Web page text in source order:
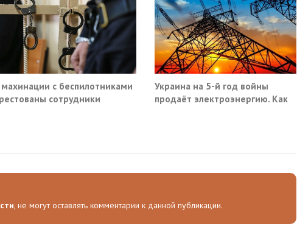
махинации с беспилотниками
сотрудники
Украина на 5-й год войны
продаёт электроэнергию. Как
, не могут оставлять комментарии к данной публикации.